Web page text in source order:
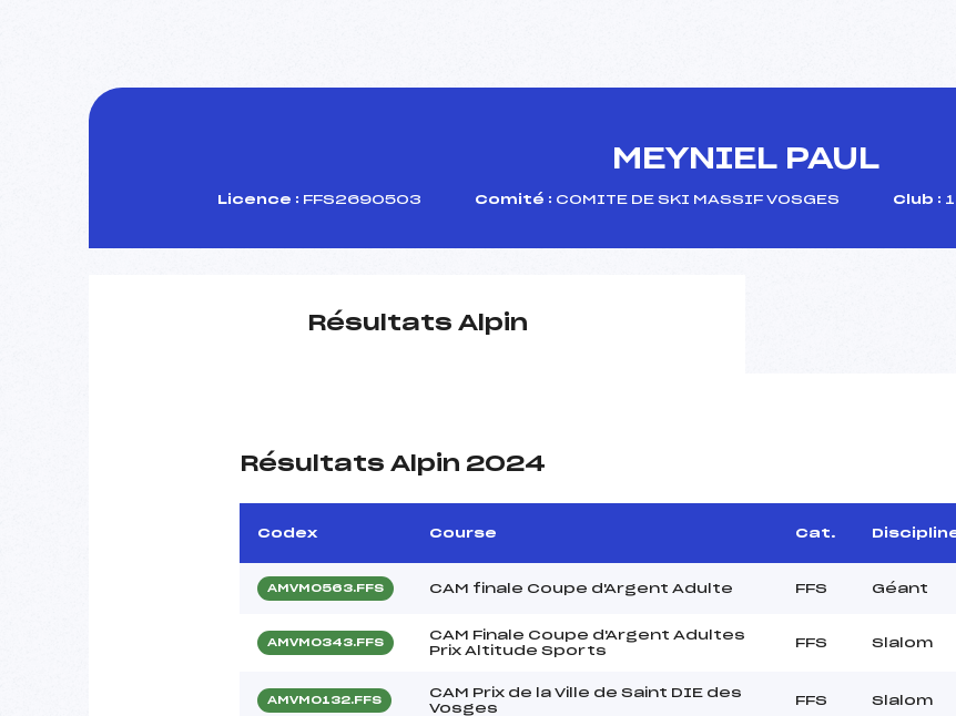
MEYNIEL PAUL
Licence : FFS2690503 Comité : COMITE DE SKI MASSIF VOSGES Club :
Résultats Alpin
Résultats Alpin 2024
Codex Course Cat.
AMVM0563.FFS CAM finale Coupe d'Argent Adulte FFS Géant
AMVM0343.FFS
CAM Finale Coupe d'Argent Adultes
Prix Altitude Sports
FFS Slalom
AMVM0132.FFS
CAM Prix de la Ville de Saint DIE des
Vosges
FFS Slalom